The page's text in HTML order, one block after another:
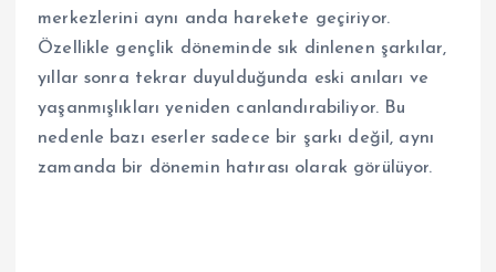
merkezlerini aynı anda harekete geçiriyor.
Özellikle gençlik döneminde sık dinlenen şarkılar,
yıllar sonra tekrar duyulduğunda eski anıları ve
yaşanmışlıkları yeniden canlandırabiliyor. Bu
nedenle bazı eserler sadece bir şarkı değil, aynı
zamanda bir dönemin hatırası olarak görülüyor.